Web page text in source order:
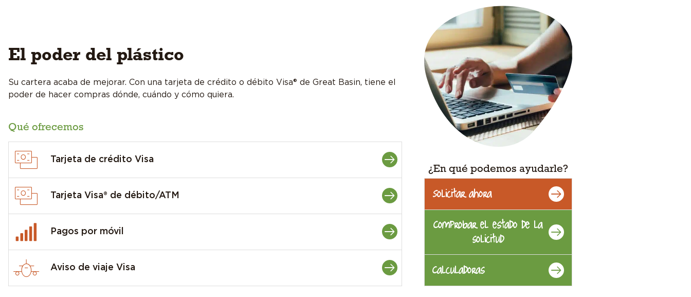
El poder del plástico
Su cartera acaba de mejorar. Con una tarjeta de crédito o débito Visa® de Great Basin, tiene el
poder de hacer compras dónde, cuándo y cómo quiera.
Qué ofrecemos
Tarjeta de crédito Visa
Tarjeta Visa® de débito/ATM
Pagos por móvil
Aviso de viaje Visa
¿En qué podemos ayudarle?
Solicitar ahora
Comprobar el estado de la
solicitud
Calculadoras